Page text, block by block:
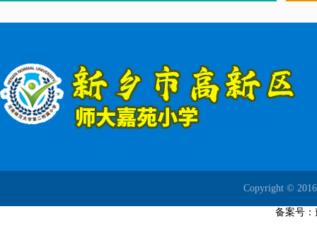
Copyright ©
备案号：